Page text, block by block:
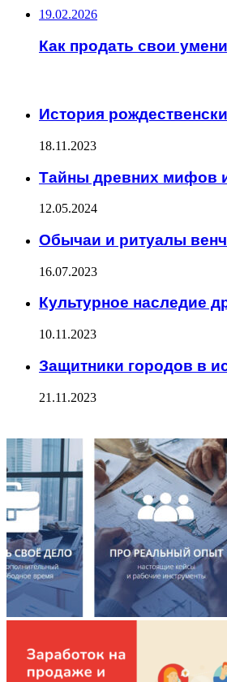
19.02.2026
Как продать свои
История
18.11.2023
Тайны древних мифов
12.05.2024
Обычаи и ритуалы
16.07.2023
Культурное наследие
10.11.2023
Защитники городов в
21.11.2023